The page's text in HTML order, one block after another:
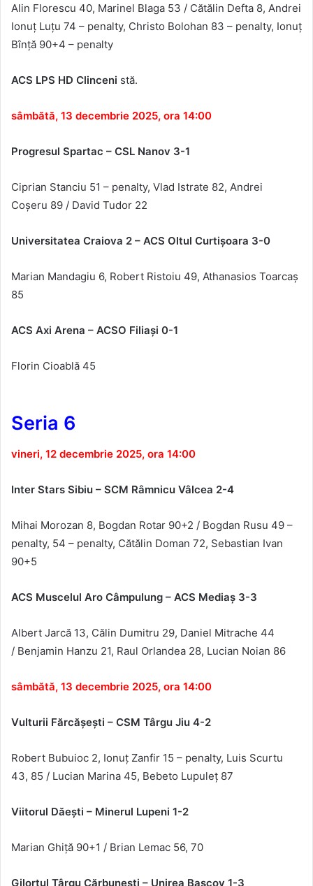
Alin Florescu 40, Marinel Blaga 53 / Cătălin Defta 8, Andrei
Ionuț Luțu 74 – penalty, Christo Bolohan 83 – penalty, Ionuț
Bînță 90+4 – penalty
ACS LPS HD Clinceni stă.
sâmbătă, 13 decembrie 2025, ora 14:00
Progresul Spartac – CSL Nanov 3-1
Ciprian Stanciu 51 – penalty, Vlad Istrate 82, Andrei
Coșeru 89 / David Tudor 22
Universitatea Craiova 2 – ACS Oltul Curtişoara 3-0
Marian Mandagiu 6, Robert Ristoiu 49, Athanasios Toarcaş
85
ACS Axi Arena – ACSO Filiaşi 0-1
Florin Cioablă 45
Seria 6
vineri, 12 decembrie 2025, ora 14:00
Inter Stars Sibiu – SCM Râmnicu Vâlcea 2-4
Mihai Morozan 8, Bogdan Rotar 90+2 / Bogdan Rusu 49 –
penalty, 54 – penalty, Cătălin Doman 72, Sebastian Ivan
90+5
ACS Muscelul Aro Câmpulung – ACS Mediaş 3-3
Albert Jarcă 13, Călin Dumitru 29, Daniel Mitrache 44
/ Benjamin Hanzu 21, Raul Orlandea 28, Lucian Noian 86
sâmbătă, 13 decembrie 2025, ora 14:00
Vulturii Fărcăşeşti – CSM Târgu Jiu 4-2
Robert Bubuioc 2, Ionuț Zanfir 15 – penalty, Luis Scurtu
43, 85 / Lucian Marina 45, Bebeto Lupuleț 87
Viitorul Dăeşti – Minerul Lupeni 1-2
Marian Ghiță 90+1 / Brian Lemac 56, 70
Gilortul Târgu Cărbuneşti – Unirea Bascov 1-3